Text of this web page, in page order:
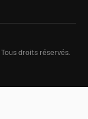
Tous droits réservés.